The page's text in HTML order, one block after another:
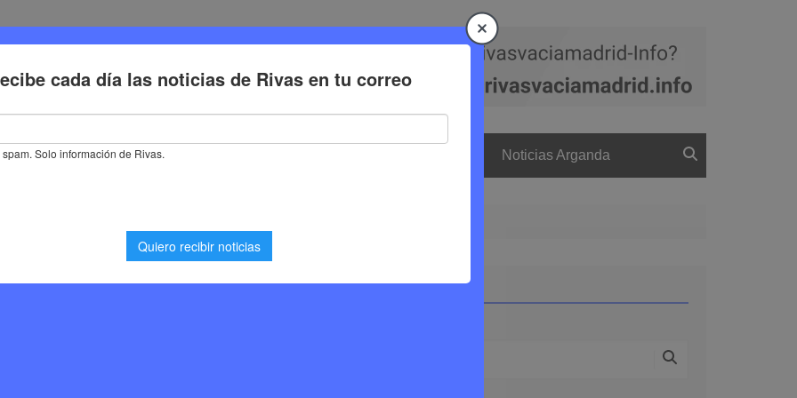
Deporte Cultura Trabajo Noticias Arganda
a ‘La Hora del
luces de sus edificios